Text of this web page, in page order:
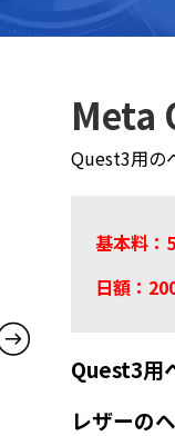
Meta
Quest3用の
基本料：
日額：
Quest3用
レザーの